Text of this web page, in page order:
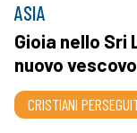
ASIA
Gioia nello Sri
nuovo vescovo
CRISTIANI